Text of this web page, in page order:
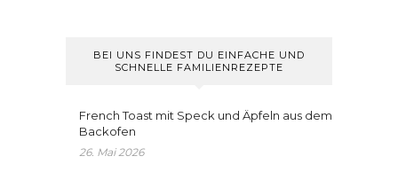
BEI UNS FINDEST DU EINFACHE UND
SCHNELLE FAMILIENREZEPTE
French Toast mit Speck und Äpfeln aus dem
Backofen
26. Mai 2026